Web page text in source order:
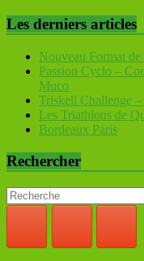
Les derniers articles
Nouveau Format
Passion Cyclo –
Muco
Triskell Challenge
Les Triathlons de
Bordeaux Paris
Rechercher